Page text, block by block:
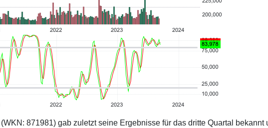
871981) gab zuletzt seine Ergebnisse für das dritte Quartal bekannt